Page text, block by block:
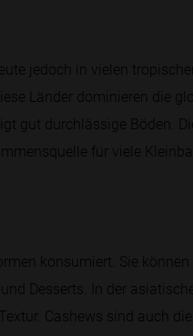
jedoch in vielen
Länder dominieren die
gut durchlässige Böden.
für viele
konsumiert. Sie
Desserts. In der
Cashews sind auch